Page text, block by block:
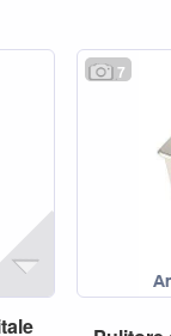
7